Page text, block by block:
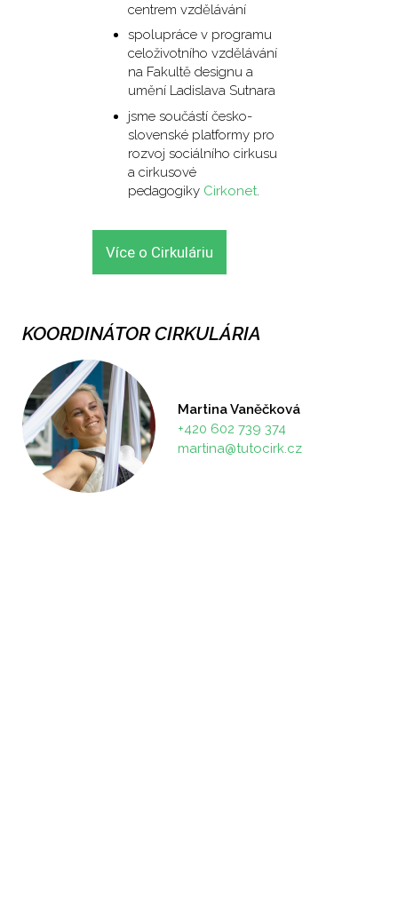
centrem vzdělávání
spolupráce v programu
celoživotního vzdělávání
na Fakultě designu a
umění Ladislava Sutnara
jsme součástí česko-
slovenské platformy pro
rozvoj sociálního cirkusu
a cirkusové
pedagogiky Cirkonet.
Více o Cirkuláriu
KOORDINÁTOR CIRKULÁRIA
Martina Vaněčková
+420 602 739 374
martina@tutocirk.cz